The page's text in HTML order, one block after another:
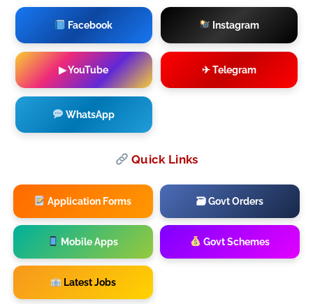
Facebook Instagram
▶ YouTube ✈ Telegram
WhatsApp
Quick Links
Application Forms 🗃 Govt Orders
Mobile Apps Govt Schemes
Latest Jobs